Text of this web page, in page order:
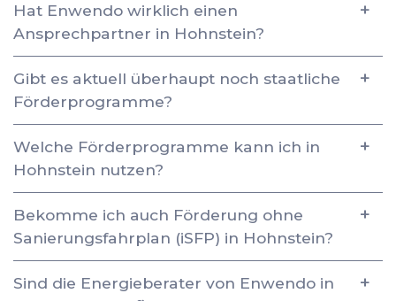
Hat Enwendo wirklich einen
Ansprechpartner in Hohnstein?
Gibt es aktuell überhaupt noch staatliche
Förderprogramme?
Welche Förderprogramme kann ich in
Hohnstein nutzen?
Bekomme ich auch Förderung ohne
Sanierungsfahrplan (iSFP) in Hohnstein?
Sind die Energieberater von Enwendo in